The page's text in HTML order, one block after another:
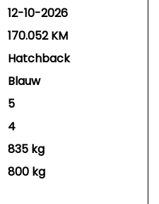
12-10-2026
170.052 KM
Hatchback
Blauw
5
4
835 kg
800 kg